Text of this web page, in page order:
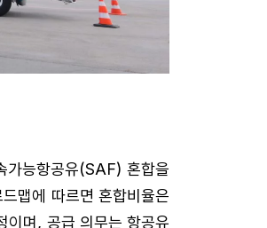
가능항공유(SAF) 혼합을
맵에 따르면 혼합비율은
며, 공급 의무는 항공유